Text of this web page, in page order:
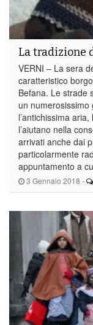
3 Gennaio 2018 -
La tradizione
VERNI – La sera
caratteristico
Befana. Le strade
un
l’antichissima
l’aiutano nella
arrivati anche dai
particolarmente
appuntamento a